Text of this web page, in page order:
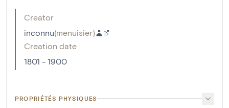
Creator
inconnu(menuisier)
Creation date
1801 - 1900
PROPRIÉTÉS PHYSIQUES